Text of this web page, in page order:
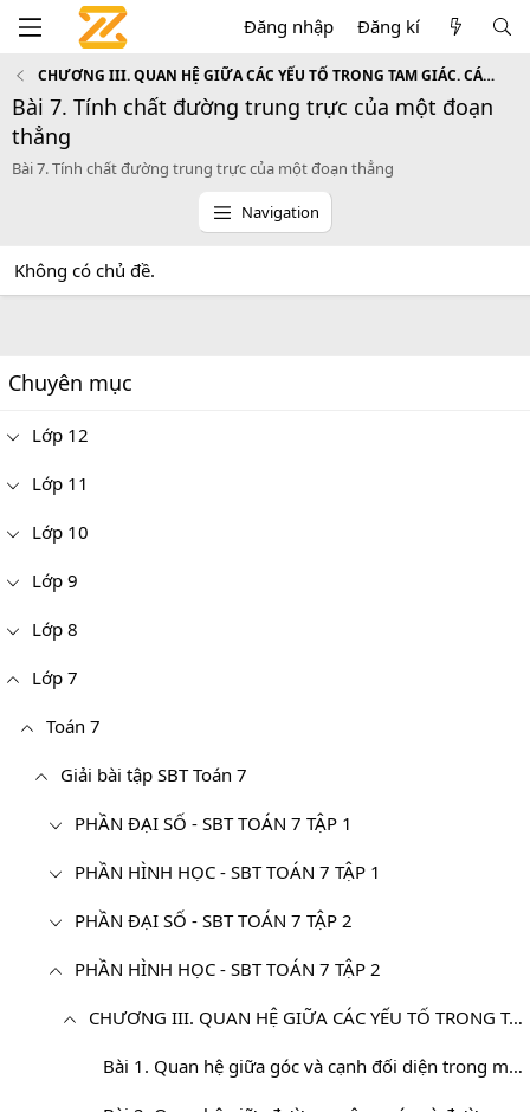
Đăng nhập Đăng kí
CHƯƠNG III. QUAN HỆ GIỮA CÁC YẾU TỐ TRONG TAM GIÁC. CÁC ĐƯỜNG ĐỒNG QUY CỦA TAM GIÁC
Bài 7. Tính chất đường trung trực của một đoạn
thẳng
Bài 7. Tính chất đường trung trực của một đoạn thẳng
Navigation
Không có chủ đề.
Chuyên mục
Lớp 12
Lớp 11
Lớp 10
Lớp 9
Lớp 8
Lớp 7
Toán 7
Giải bài tập SBT Toán 7
PHẦN ĐẠI SỐ - SBT TOÁN 7 TẬP 1
PHẦN HÌNH HỌC - SBT TOÁN 7 TẬP 1
PHẦN ĐẠI SỐ - SBT TOÁN 7 TẬP 2
PHẦN HÌNH HỌC - SBT TOÁN 7 TẬP 2
CHƯƠNG III. QUAN HỆ GIỮA CÁC YẾU TỐ TRONG TAM GIÁC. CÁC ĐƯỜNG ĐỒNG QUY CỦA TAM GIÁC
Bài 1. Quan hệ giữa góc và cạnh đối diện trong một tam giác